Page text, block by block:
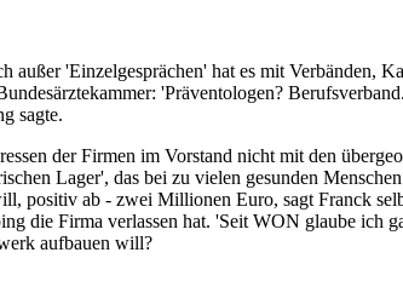
'Einzelgesprächen' hat es mit Verbänden,
'Präventologen?
sagte.
der Firmen im Vorstand nicht mit den
Lager', das bei zu vielen gesunden
positiv ab - zwei Millionen Euro, sagt Franck
die Firma verlassen hat. 'Seit WON glaube ich
aufbauen will?